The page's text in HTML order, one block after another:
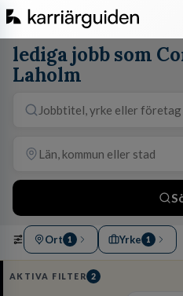
lediga jobb som
Laholm
Ort 1 Yrke 1
AKTIVA FILTER 2